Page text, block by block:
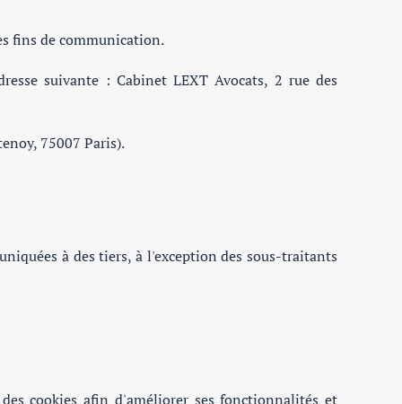
fins de communication.
suivante : Cabinet LEXT Avocats, 2 rue des
75007 Paris).
à des tiers, à l'exception des sous-traitants
cookies afin d'améliorer ses fonctionnalités et